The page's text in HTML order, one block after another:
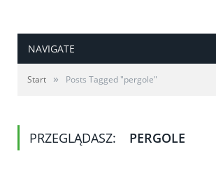
NAVIGATE
Start » Posts Tagged "pergole"
PRZEGLĄDASZ: PERGOLE